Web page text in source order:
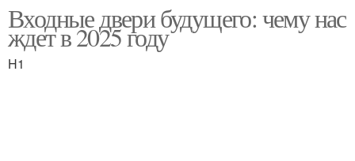
Потребительский спрос
входных дверях
Входные двери будущего: чему нас
ждет в 2025 году
H1